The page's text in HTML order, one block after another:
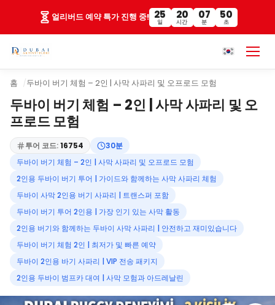
얼리버드 예약 특가 진행 중! 25
일
20
시간
07
분
49
초
홈 두바이 버기 체험 – 2인 | 사막 사파리 및 오프로드 모험
두바이 버기 체험 – 2인 | 사막 사파리 및 오
프로드 모험
투어 코드:16754
30분
두바이 버기 체험 – 2인 | 사막 사파리 및 오프로드 모험
2인용 두바이 버기 투어 | 가이드와 함께하는 사막 사파리 체험
두바이 사막 2인용 버기 사파리 | 트랜스퍼 포함
두바이 버기 투어 2인용 | 가장 인기 있는 사막 활동
2인용 버기와 함께하는 두바이 사막 사파리 | 안전하고 재미있습니다
두바이 버기 체험 2인 | 최저가 및 빠른 예약
두바이 2인용 바기 사파리 | VIP 전송 패키지
2인용 두바이 범프카 대여 | 사막 모험과 아드레날린